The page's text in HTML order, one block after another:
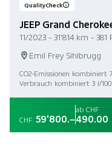
QualityCheck
JEEP Grand
11/2023 - 31'814 km - 381
Emil Frey Sihlbrugg
CO2-Emissionen kombiniert
Verbrauch kombiniert 3 l/
CHF 59'800.–
ab CHF
490.00